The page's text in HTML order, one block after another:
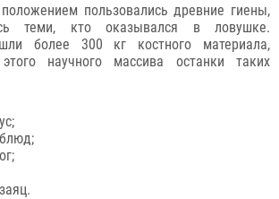
пользовались древние гиены,
теми, кто оказывался в ловушке.
более 300 кг костного материала,
научного массива останки таких